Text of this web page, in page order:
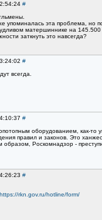
#
упоминалась эта проблема, но
матершиннике на 145.500
заткнуть это навсегда?
#
всегда.
#
оборудованием, как-
правил и законов. Это
образом, Роскомнадзор -
#
https://rkn.gov.ru/hotline/form/